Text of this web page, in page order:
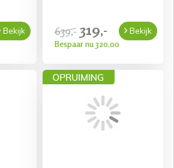
Bekijk 639,- 319,-
Bespaar nu 320,00
Bekijk